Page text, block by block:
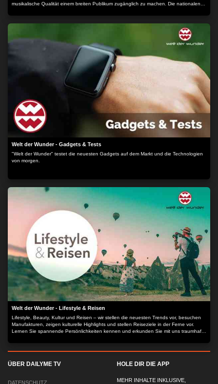
musikalische Qualität einem breiten Publikum zugänglich zu machen. Die nationalen
Videobotschaften, ausgewählten Musikvideos und spannenden Interviews.
Welt der Wunder - Gadgets & Tests
"Welt der Wunder" testet die neuesten Gadgets auf dem Markt und die Technologien
von morgen.
Welt der Wunder - Lifestyle & Reisen
Lifestyle, Beauty, Kultur und Reisen – wir stellen die neuesten Trends vor, besuchen
Manufakturen, zeigen kulturelle Highlights und stellen Reiseziele in der Ferne vor.
Lernen Sie spannende Persönlichkeiten kennen und erkunden Sie mit uns traumhafte
ÜBER DAILYME TV
DATENSCHUTZ
HOLE DIR DIE APP
MEHR INHALTE INKLUSIVE,